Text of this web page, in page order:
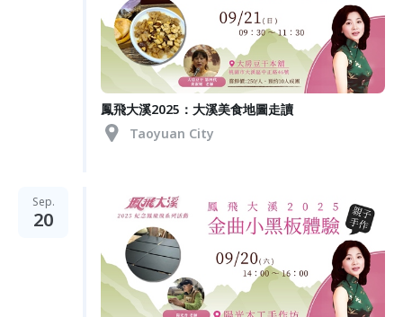
鳳飛大溪2025：大溪美食地圖走讀
Taoyuan City
Sep.
20